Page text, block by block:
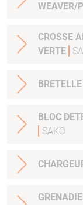
WEAVER/
CROSSE
VERTE
BLOC
SAKO